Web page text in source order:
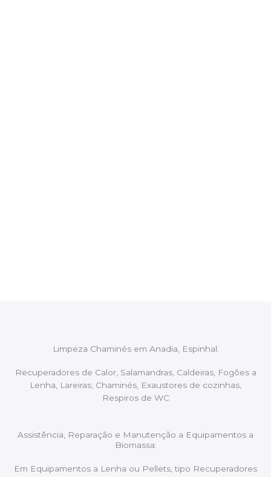
Limpeza Chaminés em Anadia, Espinhal:
Recuperadores de Calor, Salamandras, Caldeiras, Fogões a
Lenha, Lareiras, Chaminés, Exaustores de cozinhas,
Respiros de WC
Assistência, Reparação e Manutenção a Equipamentos a
Biomassa:
Em Equipamentos a Lenha ou Pellets, tipo Recuperadores